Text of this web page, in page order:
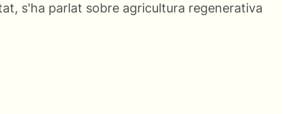
s'ha parlat sobre agricultura regenerativa